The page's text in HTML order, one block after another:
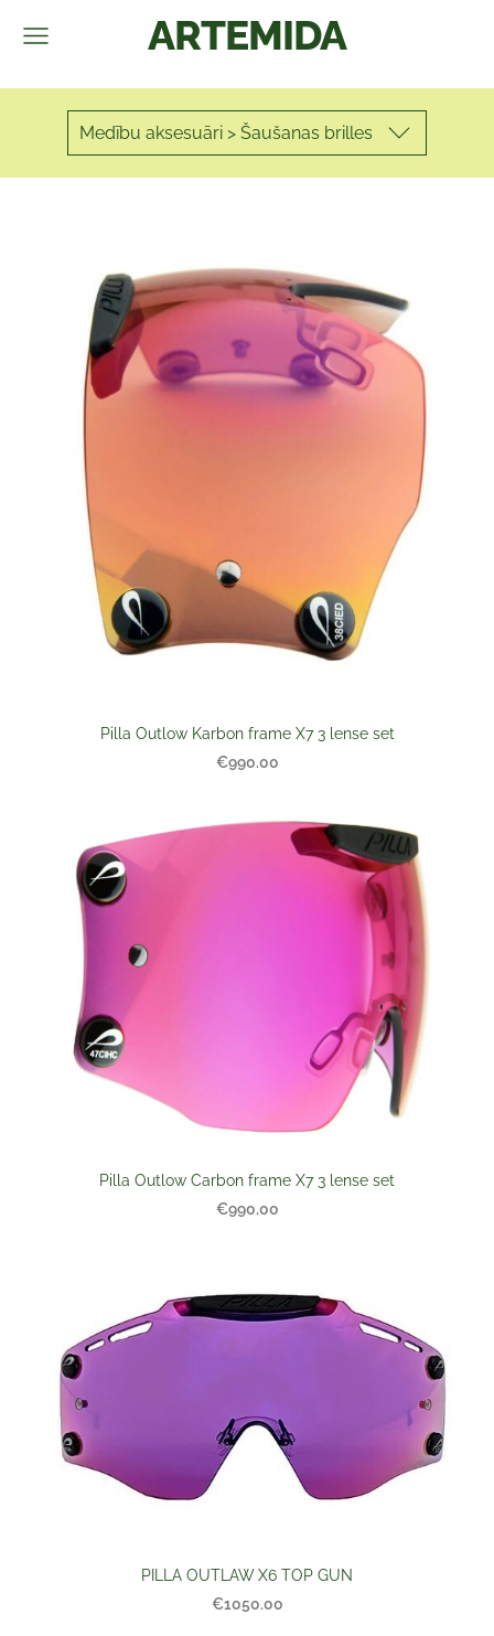
ARTEMIDA
Medību aksesuāri > Šaušanas brilles
Pilla Outlow Karbon frame X7 3 lense set
€990.00
Pilla Outlow Carbon frame X7 3 lense set
€990.00
PILLA OUTLAW X6 TOP GUN
€1050.00